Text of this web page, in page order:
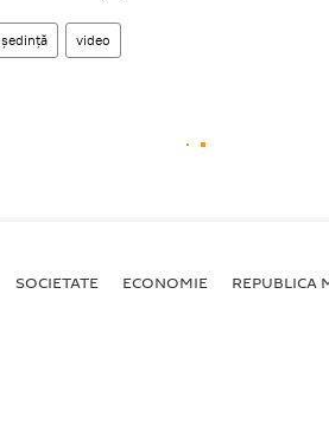
ședință video
SOCIETATE ECONOMIE REPUBLICA